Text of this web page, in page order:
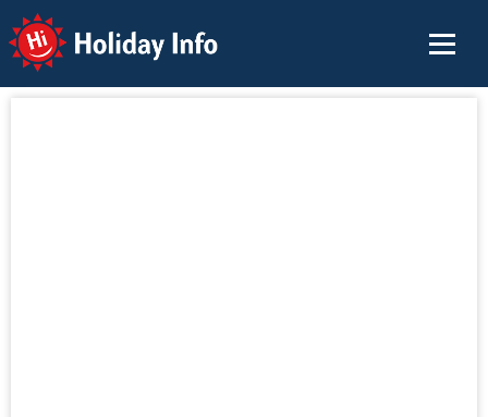
Holiday Info